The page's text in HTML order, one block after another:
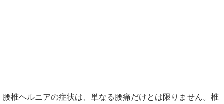
腰椎ヘルニアの症状は、単なる腰痛だけとは限りません。椎